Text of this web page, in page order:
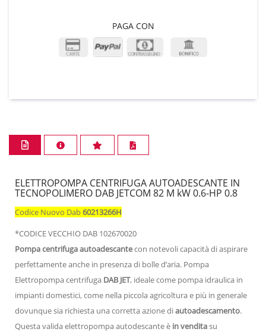
PAGA CON
ELETTROPOMPA CENTRIFUGA AUTOADESCANTE IN
TECNOPOLIMERO DAB JETCOM 82 M kW 0.6-HP 0.8
Codice Nuovo Dab60213266H
*CODICE VECCHIO DAB 102670020
Pompa centrifuga autoadescantecon notevoli capacità di aspirare
perfettamente anche in presenza di bolle d’aria. Pompa
Elettropompa centrifuga DAB JET, ideale come pompa idraulica in
impianti domestici, come nella piccola agricoltura e più in generale
dovunque sia richiesta una corretta azione diautoadescamento.
Questa valida elettropompa autodescante è in venditasu